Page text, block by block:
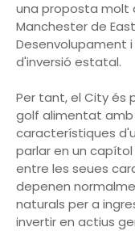
una proposta molt
Manchester de
Desenvolupament i
d'inversió estatal.
Per tant, el City és
golf alimentat
característiques
parlar en un
entre les seues
depenen
naturals per a
invertir en actius